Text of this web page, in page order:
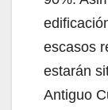
escasos
estarán
Antiguo